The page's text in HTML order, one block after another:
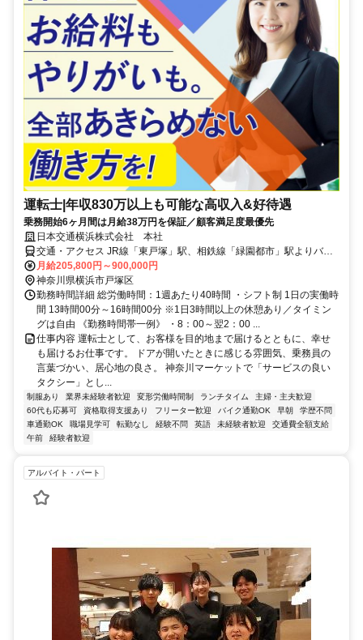
運転士|年収830万以上も可能な高収入&好待遇
乗務開始6ヶ月間は月給38万円を保証／顧客満足度最優先
日本交通横浜株式会社 本社
交通・アクセス JR線「東戸塚」駅、相鉄線「緑園都市」駅よりバス
で10分 妙法寺バス停下車徒歩5分
月給205,800円～900,000円
神奈川県横浜市戸塚区
勤務時間詳細 総労働時間：1週あたり40時間 ・シフト制 1日の実働時
間 13時間00分～16時間00分 ※1日3時間以上の休憩あり／タイミン
グは自由 《勤務時間帯一例》 ・8：00～翌2：00 ...
仕事内容 運転士として、お客様を目的地まで届けるとともに、幸せ
も届けるお仕事です。 ドアが開いたときに感じる雰囲気、乗務員の
言葉づかい、居心地の良さ。 神奈川マーケットで「サービスの良い
タクシー」とし...
制服あり 業界未経験者歓迎 変形労働時間制 ランチタイム
主婦・主夫歓迎
60代も応募可
資格取得支援あり フリーター歓迎 バイク通勤OK 早朝
学歴不問
車通勤OK
職場見学可 転勤なし 経験不問 英語 未経験者歓迎
交通費全額支給
午前
経験者歓迎
アルバイト・パート